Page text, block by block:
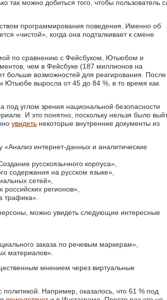
так можно добиться того, чтобы пользователь
программирования поведения. Именно об
«чистой», когда она подталкивает к смене
по сравнению с Фейсбуком, Ютьюбом и
чем в Фейсбуке (187 миллионов на
больше возможностей для реагирования. После
Ютьюбе выросла от 45 до 84 %, в то время как
под углом зрения национальной безопасности
И это понятно, поскольку нельзя было
увидеть некоторые внутренние документы из
интернет-данных и аналитические
русскоязычного корпуса»,
содержания на русском языке»,
сетей»,
российских регионов»,
трафика».
можно увидеть следующие интересные
заказа по речевым маркерам»,
материалов».
мнением через виртуальные
Например, оказалось, что 61 % под